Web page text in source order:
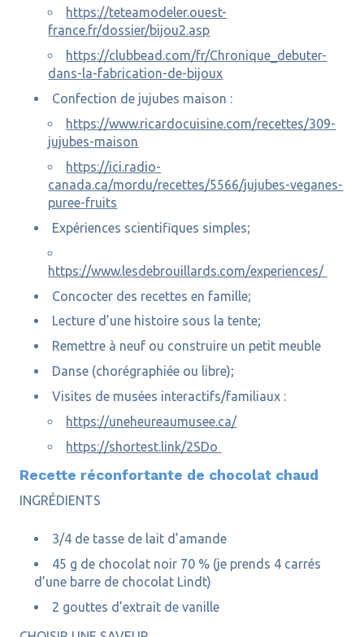
https://teteamodeler.ouest-
france.fr/dossier/bijou2.asp
https://clubbead.com/fr/Chronique_debuter-
dans-la-fabrication-de-bijoux
Confection de jujubes maison :
https://www.ricardocuisine.com/recettes/309-
jujubes-maison
https://ici.radio-
canada.ca/mordu/recettes/5566/jujubes-veganes-
puree-fruits
Expériences scientifiques simples;
https://www.lesdebrouillards.com/experiences/
Concocter des recettes en famille;
Lecture d’une histoire sous la tente;
Remettre à neuf ou construire un petit meuble
Danse (chorégraphiée ou libre);
Visites de musées interactifs/familiaux :
https://uneheureaumusee.ca/
https://shortest.link/2SDo
Recette réconfortante de chocolat chaud
INGRÉDIENTS
3/4 de tasse de lait d’amande
45 g de chocolat noir 70 % (je prends 4 carrés
d’une barre de chocolat Lindt)
2 gouttes d’extrait de vanille